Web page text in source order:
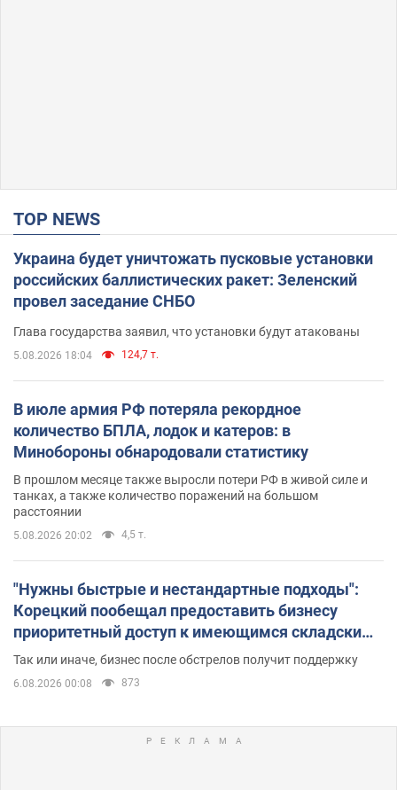
TOP NEWS
Украина будет уничтожать пусковые установки
российских баллистических ракет: Зеленский
провел заседание СНБО
Глава государства заявил, что установки будут атакованы
5.08.2026 18:04 124,7 т.
В июле армия РФ потеряла рекордное
количество БПЛА, лодок и катеров: в
Минобороны обнародовали статистику
В прошлом месяце также выросли потери РФ в живой силе и
танках, а также количество поражений на большом
расстоянии
5.08.2026 20:02 4,5 т.
"Нужны быстрые и нестандартные подходы":
Корецкий пообещал предоставить бизнесу
приоритетный доступ к имеющимся складским
помещениям
Так или иначе, бизнес после обстрелов получит поддержку
6.08.2026 00:08 873